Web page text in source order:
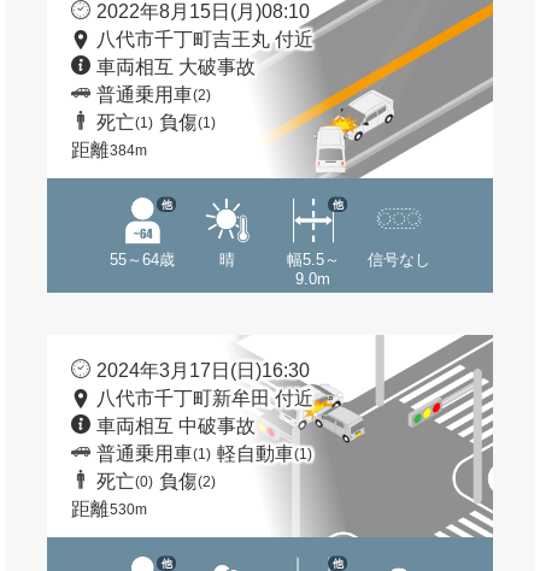
2022年8月15日(月)08:10
八代市千丁町吉王丸 付近
車両相互 大破事故
普通乗用車(2)
死亡(1) 負傷(1)
距離384m
55～64歳
他
晴
幅5.5～
9.0m
他
信号なし
2024年3月17日(日)16:30
八代市千丁町新牟田 付近
車両相互 中破事故
普通乗用車(1) 軽自動車(1)
死亡(0) 負傷(2)
距離530m
他 他